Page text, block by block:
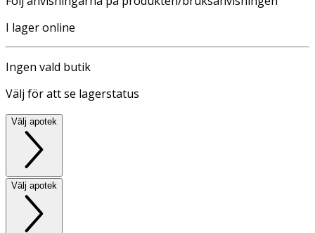
I lager online
Ingen vald butik
Välj för att se lagerstatus
Välj apotek
Välj apotek